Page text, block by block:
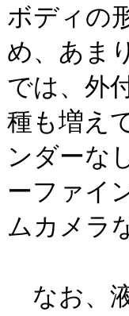
ボディの
め、あま
では、外
種も増え
ンダーな
ーファイ
ムカメラ
なお、